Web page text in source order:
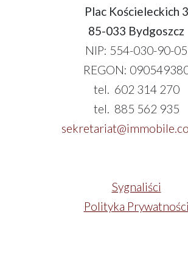
Plac Kościeleckich 3
85-033 Bydgoszcz
NIP: 554-030-90-05
REGON:
tel. 602 314 270
tel. 885 562 935
Sygnaliści
Polityka Prywatności